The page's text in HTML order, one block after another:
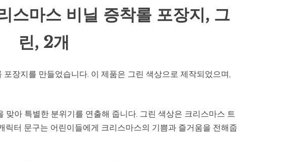
스마스 비닐 증착롤 포장지, 그
린, 2개
장지를 만들었습니다. 이 제품은 그린 색상으로 제작되었으며,
맞아 특별한 분위기를 연출해 줍니다. 그린 색상은 크리스마스 트
릭터 문구는 어린이들에게 크리스마스의 기쁨과 즐거움을 전해줍